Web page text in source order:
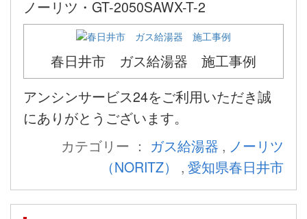
ノーリツ・GT-2050SAWX-T-2
春日井市 ガス給湯器 施工事例
アンシンサービス24をご利用いただき誠
にありがとうございます。
カテゴリー ： ガス給湯器 , ノーリツ
（NORITZ）
, 愛知県春日井市